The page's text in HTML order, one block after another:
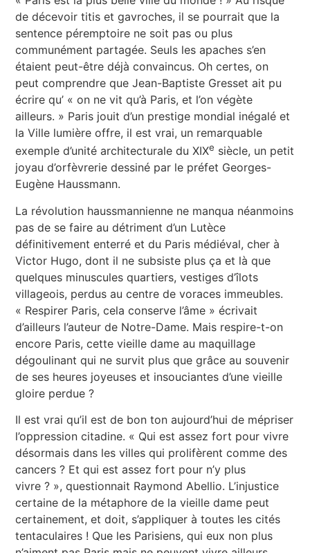
de décevoir titis et gavroches, il se pourrait que la
sentence péremptoire ne soit pas ou plus
communément partagée. Seuls les apaches s’en
étaient peut-être déjà convaincus. Oh certes, on
peut comprendre que Jean-Baptiste Gresset ait pu
écrire qu’ « on ne vit qu’à Paris, et l’on végète
ailleurs. » Paris jouit d’un prestige mondial inégalé et
la Ville lumière offre, il est vrai, un remarquable
exemple d’unité architecturale du XIXe siècle, un petit
joyau d’orfèvrerie dessiné par le préfet Georges-
Eugène Haussmann.
La révolution haussmannienne ne manqua néanmoins
pas de se faire au détriment d’un Lutèce
définitivement enterré et du Paris médiéval, cher à
Victor Hugo, dont il ne subsiste plus ça et là que
quelques minuscules quartiers, vestiges d’îlots
villageois, perdus au centre de voraces immeubles.
« Respirer Paris, cela conserve l’âme » écrivait
d’ailleurs l’auteur de Notre-Dame. Mais respire-t-on
encore Paris, cette vieille dame au maquillage
dégoulinant qui ne survit plus que grâce au souvenir
de ses heures joyeuses et insouciantes d’une vieille
gloire perdue ?
Il est vrai qu’il est de bon ton aujourd’hui de mépriser
l’oppression citadine. « Qui est assez fort pour vivre
désormais dans les villes qui prolifèrent comme des
cancers ? Et qui est assez fort pour n’y plus
vivre ? », questionnait Raymond Abellio. L’injustice
certaine de la métaphore de la vieille dame peut
certainement, et doit, s’appliquer à toutes les cités
tentaculaires ! Que les Parisiens, qui eux non plus